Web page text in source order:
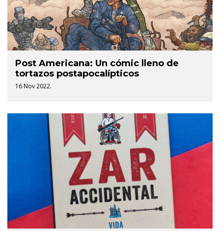
Post Americana: Un cómic lleno de
tortazos postapocalípticos
16 Nov 2022.